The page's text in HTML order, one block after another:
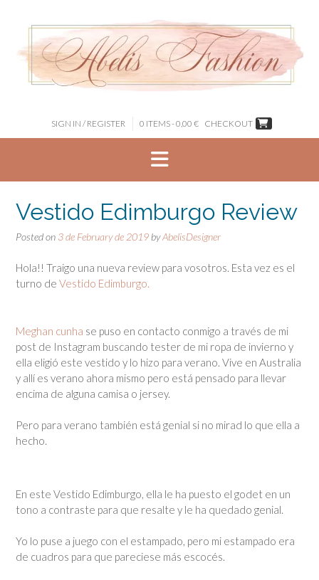
SIGN IN / REGISTER 0 ITEMS - 0,00 € CHECKOUT
Vestido Edimburgo Review
Posted on 3 de February de 2019 byAbelisDesigner
Hola!! Traigo una nueva review para vosotros. Esta vez es el
turno de Vestido Edimburgo.
Meghan cunha se puso en contacto conmigo a través de mi
post de Instagram buscando tester de mi ropa de invierno y
ella eligió este vestido y lo hizo para verano. Vive en Australia
y allí es verano ahora mismo pero está pensado para llevar
encima de alguna camisa o jersey.
Pero para verano también está genial si no mirad lo que ella a
hecho.
En este Vestido Edimburgo, ella le ha puesto el godet en un
tono a contraste para que resalte y le ha quedado genial.
Yo lo puse a juego con el estampado, pero mi estampado era
de cuadros para que pareciese más escocés.